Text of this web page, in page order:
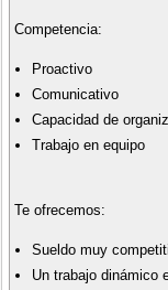
Competencia:
Proactivo
Comunicativo
Capacidad de
Trabajo en equipo
Te ofrecemos:
Sueldo muy
Un trabajo dinámico